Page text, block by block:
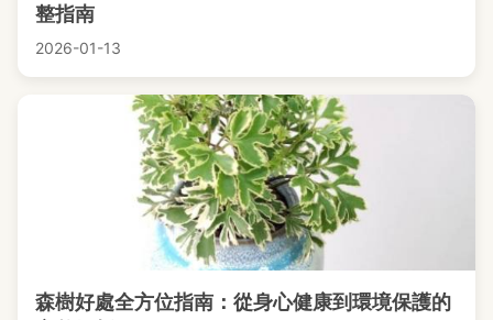
整指南
2026-01-13
森樹好處全方位指南：從身心健康到環境保護的